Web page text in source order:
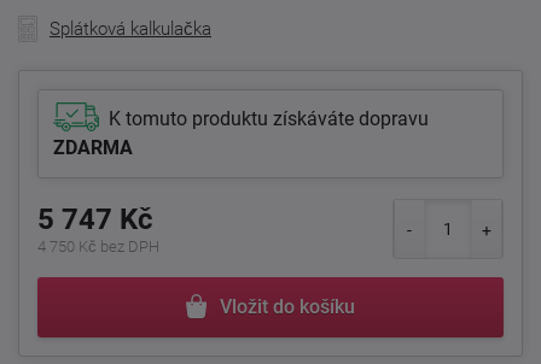
Splátková kalkulačka
K tomuto produktu získáváte dopravu
ZDARMA
5 747 Kč
4 750 Kč bez DPH
Vložit do košíku